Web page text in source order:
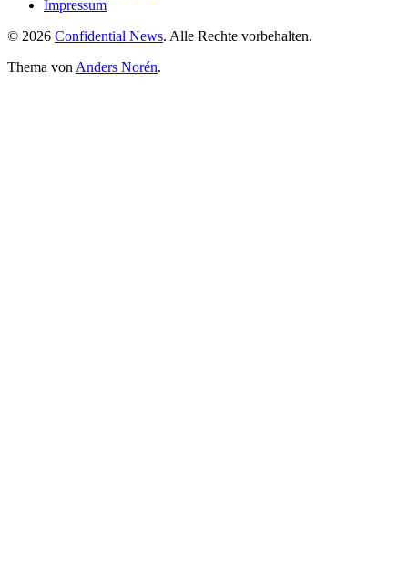
Impressum
© 2026 Confidential News. Alle Rechte vorbehalten.
Thema von Anders Norén.